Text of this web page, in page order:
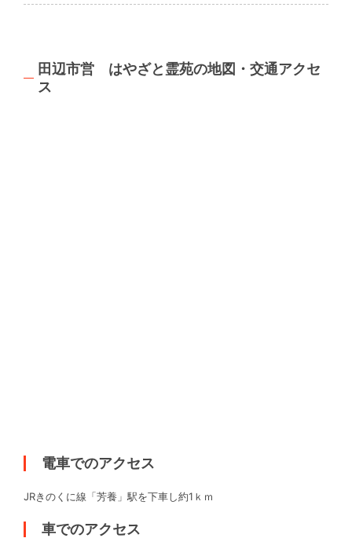
田辺市営 はやざと霊苑の地図・交通アクセ
ス
電車でのアクセス
JRきのくに線「芳養」駅を下車し約1ｋｍ
車でのアクセス